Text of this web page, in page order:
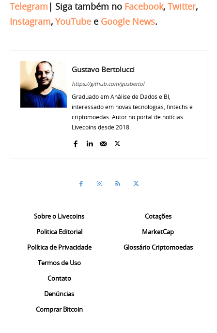
Telegram | Siga também no Facebook, Twitter,
Instagram, YouTube e Google News.
Gustavo Bertolucci
https://github.com/gusbertol
Graduado em Análise de Dados e BI,
interessado em novas tecnologias, fintechs e
criptomoedas. Autor no portal de notícias
Livecoins desde 2018.
Sobre o Livecoins
Politica Editorial
Política de Privacidade
Termos de Uso
Contato
Denúncias
Comprar Bitcoin
Cotações
MarketCap
Glossário Criptomoedas